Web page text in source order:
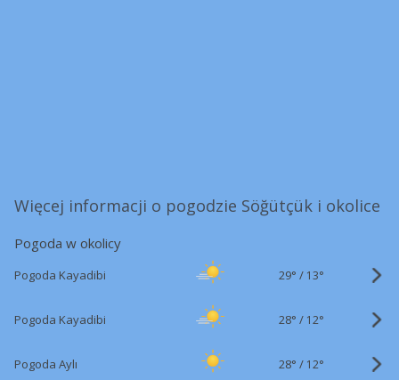
Więcej informacji o pogodzie Söğütçük i okolice
Pogoda w okolicy
Pogoda Kayadibi 29° / 13°
Pogoda Kayadibi 28° / 12°
Pogoda Aylı 28° / 12°